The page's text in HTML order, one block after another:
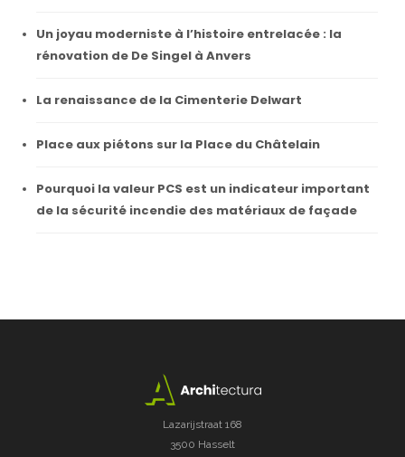
Un joyau moderniste à l’histoire entrelacée : la
rénovation de De Singel à Anvers
La renaissance de la Cimenterie Delwart
Place aux piétons sur la Place du Châtelain
Pourquoi la valeur PCS est un indicateur important
de la sécurité incendie des matériaux de façade
Lazarijstraat 168
3500 Hasselt